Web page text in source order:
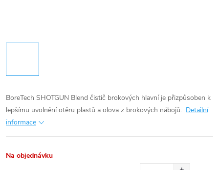
BoreTech SHOTGUN Blend čistič brokových hlavní je přizpůsoben k
lepšímu uvolnění otěru plastů a olova z brokových nábojů. Detailní
informace
Na objednávku